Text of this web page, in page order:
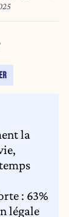
2025
la
: 63%
légale